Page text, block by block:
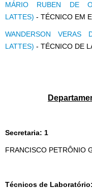
MÁRIO RUBEN DE
LATTES) - TÉCNICO EM
WANDERSON VERAS
LATTES) - TÉCNICO DE
Secretaria: 1
FRANCISCO PETRÔNIO
Técnicos de